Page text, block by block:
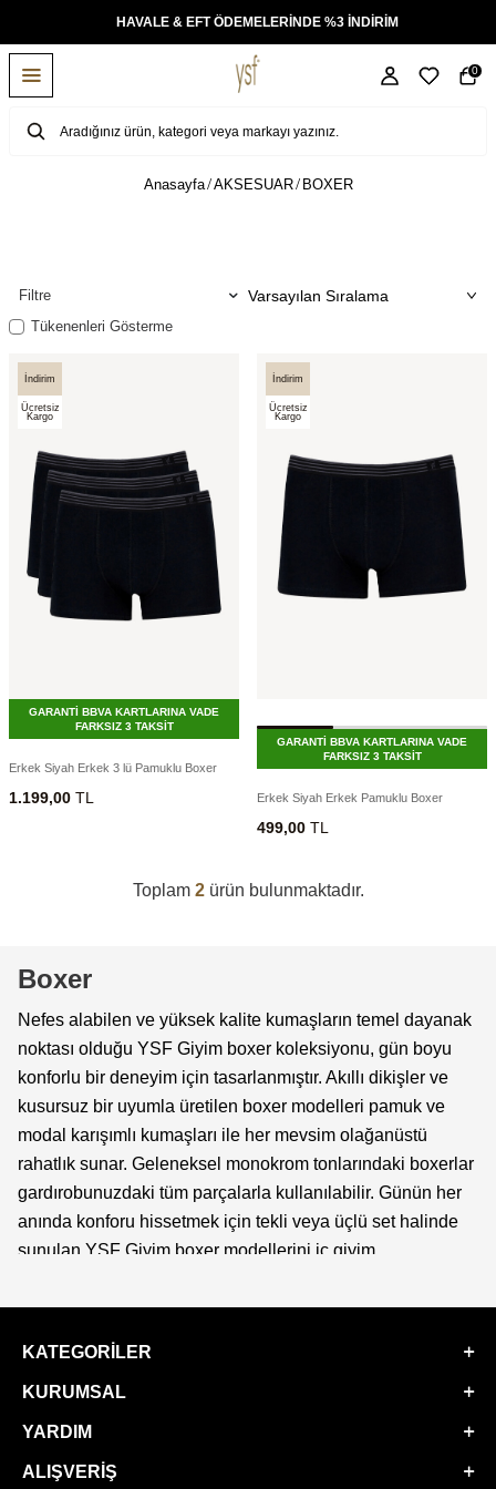
HAVALE & EFT ÖDEMELERİNDE %3 İNDİRİM
0
Anasayfa AKSESUAR BOXER
Filtre
Tükenenleri Gösterme
İndirim
Ücretsiz
Kargo
GARANTİ BBVA KARTLARINA VADE
FARKSIZ 3 TAKSİT
Erkek Siyah Erkek 3 lü Pamuklu Boxer
1.199,00 TL
İndirim
Ücretsiz
Kargo
GARANTİ BBVA KARTLARINA VADE
FARKSIZ 3 TAKSİT
Erkek Siyah Erkek Pamuklu Boxer
499,00 TL
Toplam 2ürün bulunmaktadır.
Boxer
Nefes alabilen ve yüksek kalite kumaşların temel dayanak
noktası olduğu YSF Giyim boxer koleksiyonu, gün boyu
konforlu bir deneyim için tasarlanmıştır. Akıllı dikişler ve
kusursuz bir uyumla üretilen boxer modelleri pamuk ve
modal karışımlı kumaşları ile her mevsim olağanüstü
rahatlık sunar. Geleneksel monokrom tonlarındaki boxerlar
gardırobunuzdaki tüm parçalarla kullanılabilir. Günün her
anında konforu hissetmek için tekli veya üçlü set halinde
sunulan YSF Giyim boxer modellerini iç giyim
YSF Giyim, günlük ihtiyaçlara heyecan verici ve konforlu
bir yaklaşım için ultra yumuşak ve konforlu boxer modelleri
modelleri
doğanın cömertliğini ve saflığını yansıtan pamuk
ve modal karışımlı kumaşlardan tasarlanmıştır. Elastik bel
KATEGORILER
KURUMSAL
YARDIM
ALIŞVERIŞ